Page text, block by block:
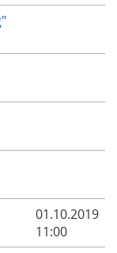
01.10.2019
11:00